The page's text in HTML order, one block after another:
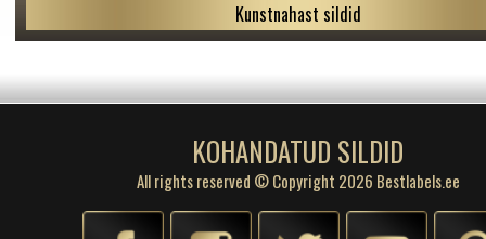
Kunstnahast sildid
KOHANDATUD SILDID
All rights reserved © Copyright 2026 Bestlabels.ee